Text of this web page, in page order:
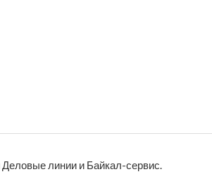
линии и Байкал-сервис.